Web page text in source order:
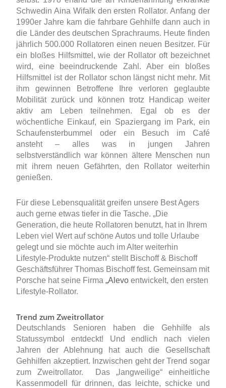
Schwedin Aina Wifalk den ersten Rollator. Anfang der
1990er Jahre kam die fahrbare Gehhilfe dann auch in
die Länder des deutschen Sprachraums. Heute finden
jährlich 500.000 Rollatoren einen neuen Besitzer. Für
ein bloßes Hilfsmittel, wie der Rollator oft bezeichnet
wird, eine beeindruckende Zahl. Aber ein bloßes
Hilfsmittel ist der Rollator schon längst nicht mehr. Mit
ihm gewinnen Betroffene Ihre verloren geglaubte
Mobilität zurück und können trotz Handicap weiter
aktiv am Leben teilnehmen. Egal ob es der
wöchentliche Einkauf, ein Spaziergang im Park, ein
Schaufensterbummel oder ein Besuch im Café
ansteht – alles was in jungen Jahren
selbstverständlich war können ältere Menschen nun
mit ihrem neuen Gefährten, den Rollator weiterhin
genießen.
Für diese Lebensqualität greifen unsere Best Agers
auch gerne etwas tiefer in die Tasche. „Die
Generation, die heute Rollatoren benutzt, hat in Ihrem
Leben viel Wert auf schöne Autos und tolle Urlaube
gelegt und sie möchte auch im Alter weiterhin
Lifestyle-Produkte nutzen“ stellt Bischoff & Bischoff
Geschäftsführer Thomas Bischoff fest. Gemeinsam mit
Porsche hat seine Firma„Alevo entwickelt, den ersten
Lifestyle-Rollator.
Trend zum Zweitrollator
Deutschlands Senioren haben die Gehhilfe als
Statussymbol entdeckt! Und endlich nach vielen
Jahren der Ablehnung hat auch die Gesellschaft
Gehhilfen akzeptiert. Inzwischen geht der Trend sogar
zum Zweitrollator. Das „langweilige“ einheitliche
Kassenmodell für drinnen, das leichte, schicke und